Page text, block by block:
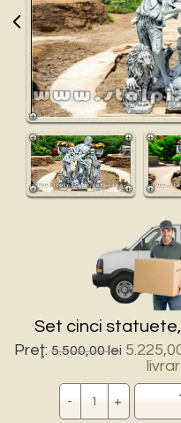
Set cinci
Preţ: 5.500,00lei Prețul
inițial
a
5.500,00